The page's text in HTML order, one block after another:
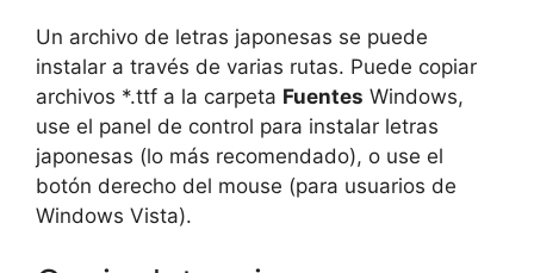
Un archivo de letras japonesas se puede
instalar a través de varias rutas. Puede copiar
archivos *.ttf a la carpeta Fuentes Windows,
use el panel de control para instalar letras
japonesas (lo más recomendado), o use el
botón derecho del mouse (para usuarios de
Windows Vista).